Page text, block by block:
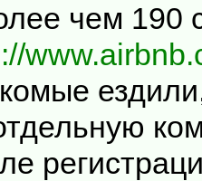
чем 190